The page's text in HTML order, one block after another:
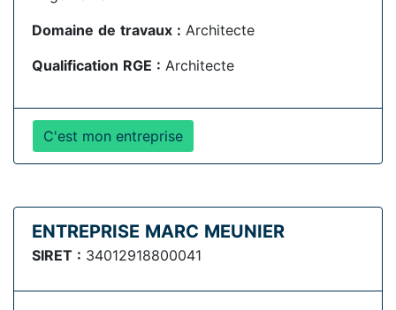
Domaine de travaux : Architecte
Qualification RGE : Architecte
C'est mon entreprise
ENTREPRISE MARC MEUNIER
SIRET : 34012918800041